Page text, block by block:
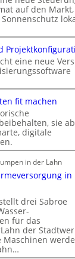
auf den Markt,
eine neue
fit machen
sie
digitale
in der Lahn
in
drei Sabroe
für das
der
Maschinen